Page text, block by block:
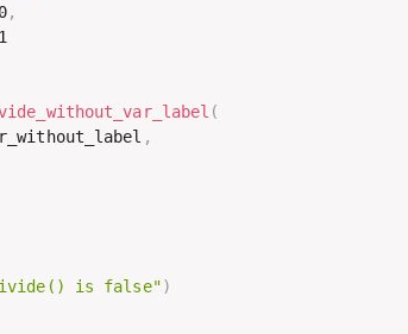
,
(
,
is false")